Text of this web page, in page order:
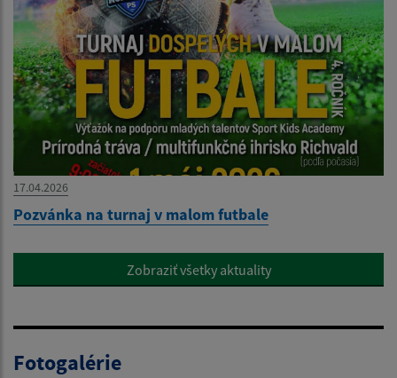
17.04.2026
Pozvánka na turnaj v malom futbale
Zobraziť všetky aktuality
Fotogalérie